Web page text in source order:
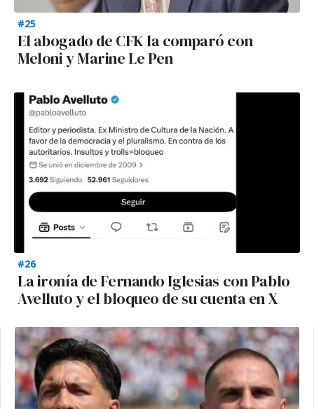
#25
El abogado de CFK la comparó con
Meloni y Marine Le Pen
#26
La ironía de Fernando Iglesias con Pablo
Avelluto y el bloqueo de su cuenta en X